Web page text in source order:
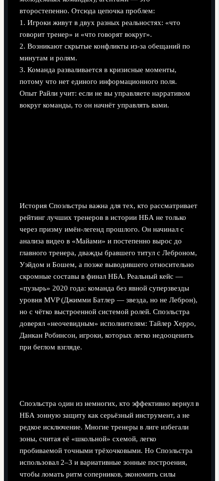
второстепенно. Отсюда цепочка проблем:
1. Игроки живут в двух разных реальностях: «что
говорит тренер» и «что говорят вокруг».
2. Возникают скрытые конфликты из-за обещаний по
минутам и ролям.
3. Команда разваливается в кризисные моменты,
потому что нет единого информационного поля.
Опыт Райли учит: если не вы управляете нарративом
вокруг команды, то он начнёт управлять вами.
История Споэльстры важна для тех, кто рассматривает
рейтинг лучших тренеров в истории НБА не только
через призму имён-легенд прошлого. Он начинал с
анализа видео в «Майами» и постепенно вырос до
главного тренера, дважды бравшего титул с Леброном,
Уэйдом и Бошем, а позже выводившего относительно
скромные составы в финал НБА. Реальный кейс —
«пузырь» 2020 года: команда без явной суперзвезды
уровня MVP (Джимми Батлер — звезда, но не Леброн),
но с чётко выстроенной системой ролей. Споэльстра
доверял «неочевидным» исполнителям: Тайлер Херро,
Данкан Робинсон, игроки, которых легко недооценить
при беглом взгляде.
Споэльстра один из немногих, кто эффективно вернул в
НБА зонную защиту как серьёзный инструмент, а не
редкое исключение. Многие тренеры в лиге избегали
зоны, считая её «школьной» схемой, легко
пробиваемой точными трёхочковыми. Но Споэльстра
использовал 2–3 и вариативные зонные построения,
чтобы ломать ритм соперников, экономить силы